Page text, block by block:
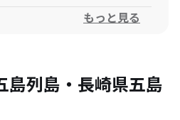
もっと見る
島列島・長崎県五島